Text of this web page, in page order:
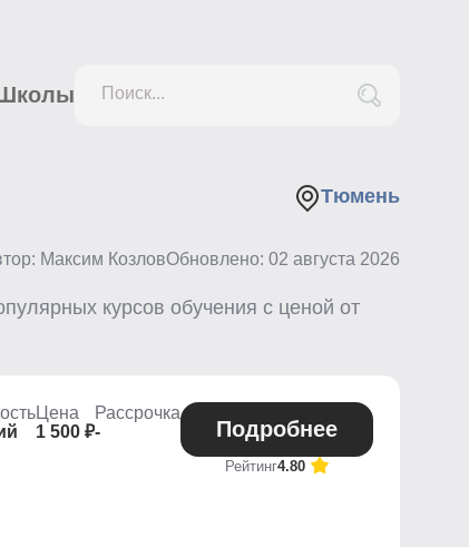
Поиск...
Тюмень
Максим КозловОбновлено: 02 августа 2026
курсов обучения с ценой от
Цена
1 500 ₽
Рассрочка
-
Подробнее
Рейтинг4.80